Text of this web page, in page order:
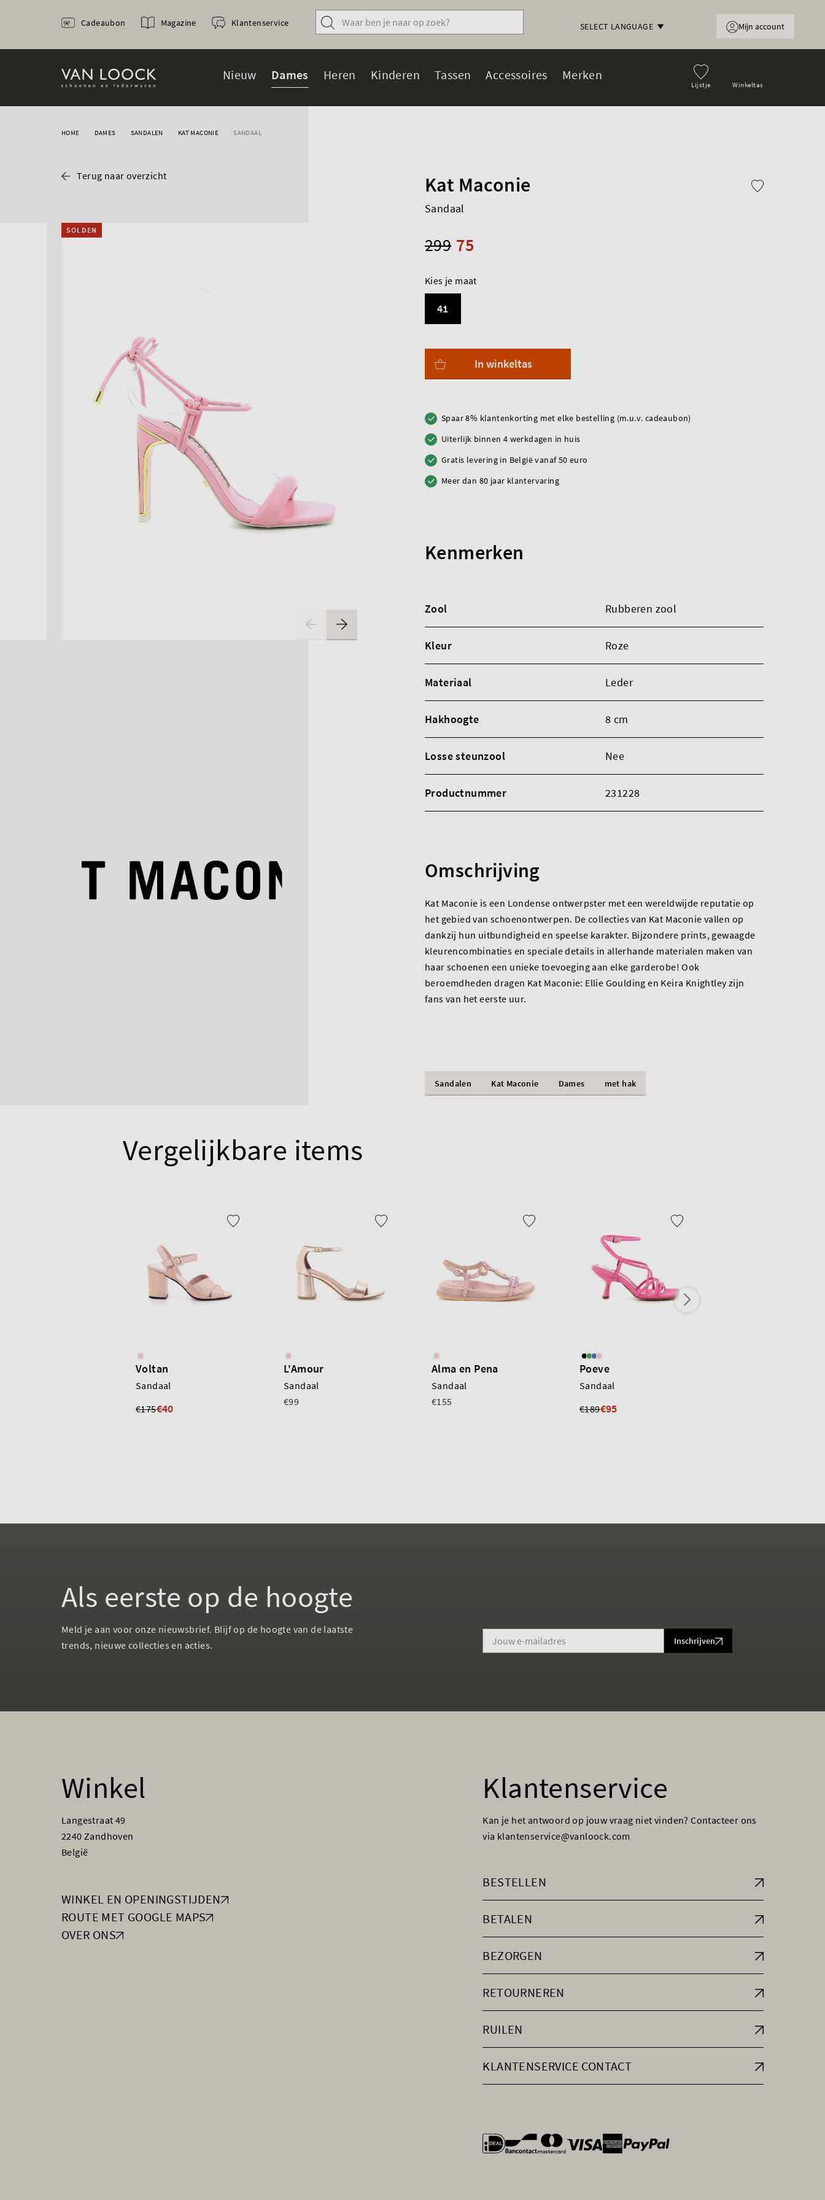
SELECT LANGUAGE
Lijstje Winkeltas
Nieuw Dames Heren Kinderen Tassen Accessoires Merken
Cadeaubon Magazine Klantenservice Mijn account
HOME DAMES SANDALEN KAT MACONIE SANDAAL
Terug naar overzicht
SOLDEN
Kat Maconie
Sandaal
75
299
Kies je maat
41
In winkeltas
Spaar 8% klantenkorting met elke bestelling (m.u.v. cadeaubon)
Uiterlijk binnen 4 werkdagen in huis
Gratis levering in België vanaf 50 euro
Meer dan 80 jaar klantervaring
Kenmerken
Zool Rubberen zool
Kleur Roze
Materiaal Leder
Hakhoogte 8 cm
Losse steunzool Nee
Productnummer 231228
Omschrijving
Kat Maconie is een Londense ontwerpster met een wereldwijde reputatie op
het gebied van schoenontwerpen. De collecties van Kat Maconie vallen op
dankzij hun uitbundigheid en speelse karakter. Bijzondere prints, gewaagde
kleurencombinaties en speciale details in allerhande materialen maken van
haar schoenen een unieke toevoeging aan elke garderobe! Ook
beroemdheden dragen Kat Maconie: Ellie Goulding en Keira Knightley zijn
fans van het eerste uur.
Sandalen Kat Maconie Dames met hak
Vergelijkbare items
Voltan
Sandaal
€175€40
L'Amour
Sandaal
€99
Alma en Pena
Sandaal
€155
Poeve
Sandaal
€189€95
Als eerste op de hoogte
Meld je aan voor onze nieuwsbrief. Blijf op de hoogte van de laatste
trends, nieuwe collecties en acties.
Inschrijven
Winkel
Langestraat 49
2240 Zandhoven
België
WINKEL EN OPENINGSTIJDEN
ROUTE MET GOOGLE MAPS
OVER ONS
Klantenservice
Kan je het antwoord op jouw vraag niet vinden? Contacteer ons
via klantenservice@vanloock.com
BESTELLEN
BETALEN
BEZORGEN
RETOURNEREN
RUILEN
KLANTENSERVICE CONTACT
general.paymentOptions